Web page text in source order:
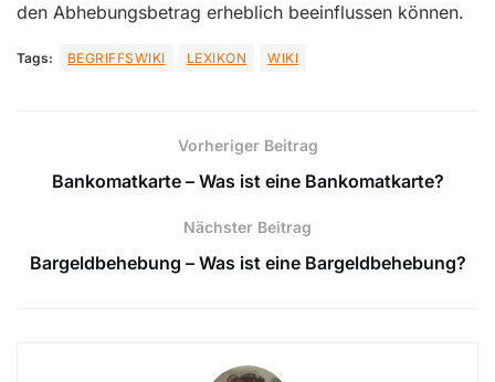
den Abhebungsbetrag erheblich beeinflussen können.
Tags: BEGRIFFSWIKI LEXIKON WIKI
Vorheriger Beitrag
Bankomatkarte – Was ist eine Bankomatkarte?
Nächster Beitrag
Bargeldbehebung – Was ist eine Bargeldbehebung?